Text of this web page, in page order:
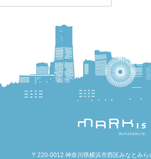
〒220-0012 神奈川県横浜市西区みなとみ